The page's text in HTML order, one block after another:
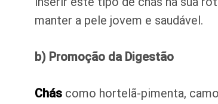
manter a pele jovem e saudável.
b) Promoção da Digestão
Chás como hortelã-pimenta,